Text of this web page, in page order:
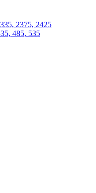
2375, 2425
485, 535